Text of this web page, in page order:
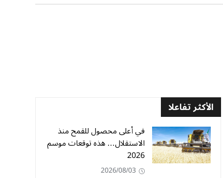
الأكثر تفاعلا
في أعلى محصول للقمح منذ
الاستقلال… هذه توقعات موسم
2026
2026/08/03